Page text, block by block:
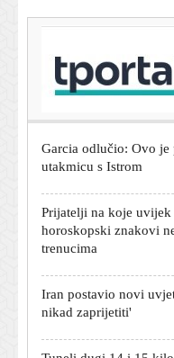
Tisuće fanova čekale
dočekali sasvim druge
utakmicu s Istrom
Prijatelji na koje uvijek
horoskopski znakovi
trenucima
Iran postavio novi
nikad zaprijetiti'
Tuneli dugi 14 i 15